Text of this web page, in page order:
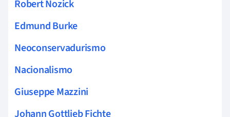
Robert Nozick
Edmund Burke
Neoconservadurismo
Nacionalismo
Giuseppe Mazzini
Johann Gottlieb Fichte